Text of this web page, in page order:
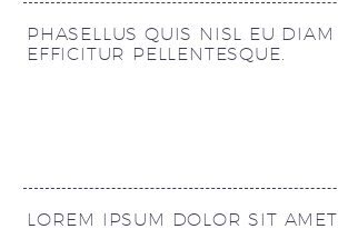
PHASELLUS QUIS NISL EU DIAM
EFFICITUR PELLENTESQUE.
LOREM IPSUM DOLOR SIT AMET